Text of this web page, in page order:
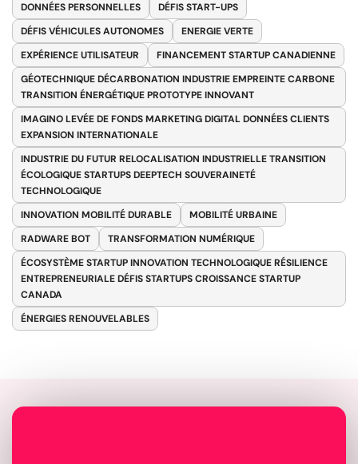
DONNÉES PERSONNELLES
DÉFIS START-UPS
DÉFIS VÉHICULES AUTONOMES
ENERGIE VERTE
EXPÉRIENCE UTILISATEUR
FINANCEMENT STARTUP CANADIENNE
GÉOTECHNIQUE DÉCARBONATION INDUSTRIE EMPREINTE CARBONE
TRANSITION ÉNERGÉTIQUE PROTOTYPE INNOVANT
IMAGINO LEVÉE DE FONDS MARKETING DIGITAL DONNÉES CLIENTS
EXPANSION INTERNATIONALE
INDUSTRIE DU FUTUR RELOCALISATION INDUSTRIELLE TRANSITION
ÉCOLOGIQUE STARTUPS DEEPTECH SOUVERAINETÉ
TECHNOLOGIQUE
INNOVATION MOBILITÉ DURABLE
MOBILITÉ URBAINE
RADWARE BOT
TRANSFORMATION NUMÉRIQUE
ÉCOSYSTÈME STARTUP INNOVATION TECHNOLOGIQUE RÉSILIENCE
ENTREPRENEURIALE DÉFIS STARTUPS CROISSANCE STARTUP
CANADA
ÉNERGIES RENOUVELABLES